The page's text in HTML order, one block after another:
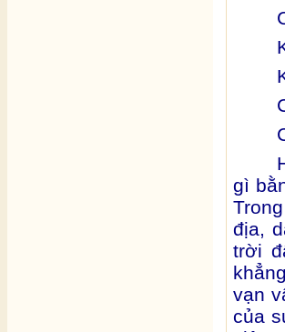
gì
địa,
trời
vạn
của